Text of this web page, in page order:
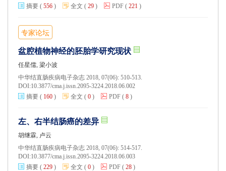
摘要 ( 556 ) 全文 ( 29 ) PDF ( 221 )
专家论坛
盆腔植物神经的胚胎学研究现状
任星儒, 梁小波
中华结直肠疾病电子杂志 2018, 07(06): 510-513.
DOI:10.3877/cma.j.issn.2095-3224.2018.06.002
摘要 ( 160 ) 全文 ( 0 ) PDF ( 8 )
左、右半结肠癌的差异
胡继霖, 卢云
中华结直肠疾病电子杂志 2018, 07(06): 514-517.
DOI:10.3877/cma.j.issn.2095-3224.2018.06.003
摘要 ( 229 ) 全文 ( 0 ) PDF ( 28 )